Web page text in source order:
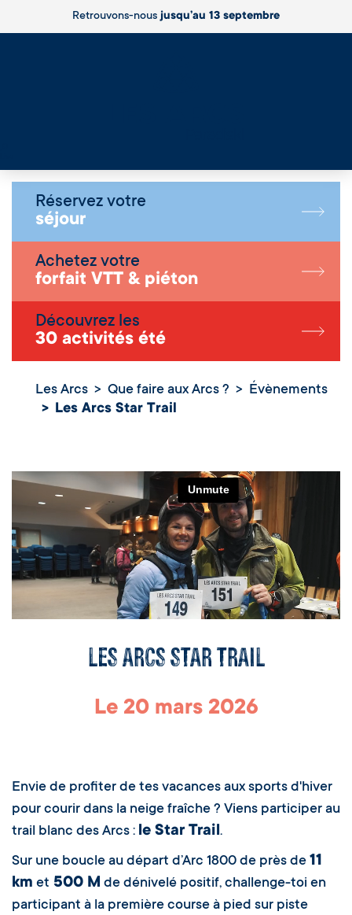
Retrouvons-nousjusqu’au 13 septembre
Réservez votre
séjour
Achetez votre
forfait VTT & piéton
Découvrez les
30 activités été
Les Arcs Que faire aux Arcs ?
Évènements
Les Arcs Star Trail
Les Arcs Star Trail
Le 20 mars 2026
Envie de profiter de tes vacances aux sports d'hiver
pour courir dans la neige fraîche ? Viens participer au
trail blanc des Arcs : le Star Trail.
Sur une boucle au départ d’Arc 1800 de près de 11
km et 500 M de dénivelé positif, challenge-toi en
participant à la première course à pied sur piste